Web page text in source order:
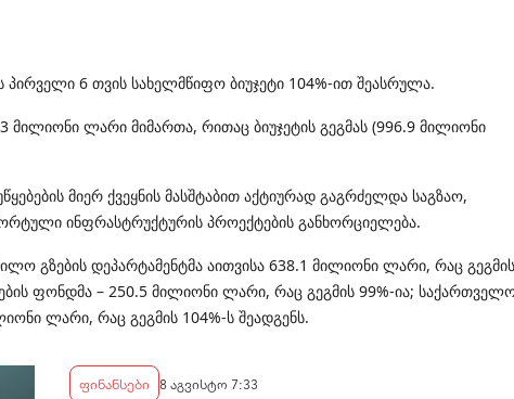
6 თვის სახელმწიფო ბიუჯეტი 104%-ით შეასრულა.
ლარი მიმართა, რითაც ბიუჯეტის გეგმას (996.9 მილიონი
მიერ ქვეყნის მასშტაბით აქტიურად გაგრძელდა საგზაო,
ინფრასტრუქტურის პროექტების განხორციელება.
გზების დეპარტამენტმა აითვისა 638.1 მილიონი ლარი, რაც გეგმის
ფონდმა – 250.5 მილიონი ლარი, რაც გეგმის 99%-ია;
ლარი, რაც გეგმის 104%-ს შეადგენს.
ფინანსები 8 აგვისტო 7:33